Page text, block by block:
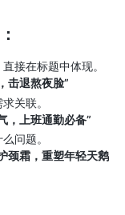
接在标题中体现。
击退熬夜脸”
关联。
，上班通勤必备”
问题。
颈霜，重塑年轻天鹅